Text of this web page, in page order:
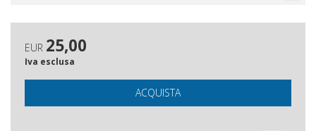
EUR 25,00
Iva esclusa
ACQUISTA